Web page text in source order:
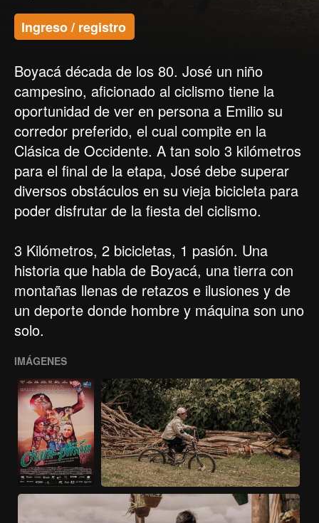
Ingreso / registro
Boyacá década de los 80. José un niño
campesino, aficionado al ciclismo tiene la
oportunidad de ver en persona a Emilio su
corredor preferido, el cual compite en la
Clásica de Occidente. A tan solo 3 kilómetros
para el final de la etapa, José debe superar
diversos obstáculos en su vieja bicicleta para
poder disfrutar de la fiesta del ciclismo.
3 Kilómetros, 2 bicicletas, 1 pasión. Una
historia que habla de Boyacá, una tierra con
montañas llenas de retazos e ilusiones y de
un deporte donde hombre y máquina son uno
solo.
IMÁGENES